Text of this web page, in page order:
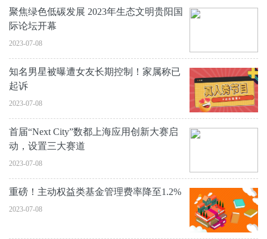
聚焦绿色低碳发展 2023年生态文明贵阳国
际论坛开幕
2023-07-08
知名男星被曝遭女友长期控制！家属称已
起诉
2023-07-08
首届“Next City”数都上海应用创新大赛启
动，设置三大赛道
2023-07-08
重磅！主动权益类基金管理费率降至1.2%
2023-07-08